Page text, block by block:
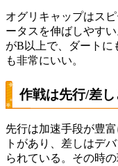
オグリキャップはス
ータスを伸ばしやす
がB以上で、ダートに
も非常にいい。
作戦は先行/差
先行は加速手段が豊
トがあり、差しはデ
られている。その時